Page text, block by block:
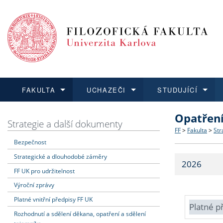
FAKULTA
Dozvědět se více
Struktura
Strategie
Fakultní
UCHAZEČI
Podat přihlášku
Co
Učitelské
STUDUJÍCÍ
Dozvědět se více
Dozvědět se více
O vědě a
Dozvědět se více
Aktuální
Strategie a další dokumenty
Bezpečnost
Strategické a dlouhodobé záměry
FF UK pro udržitelnost
Výroční zprávy
Platné vnitřní předpisy FF UK
Rozhodnutí a sdělení děkana, opatření a sdělení
FF > Fakulta >
2026
Platné